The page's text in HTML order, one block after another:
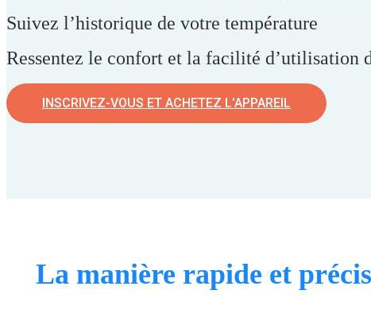
Suivez l’historique de votre température
Ressentez le confort et la facilité d’utilisation
INSCRIVEZ-VOUS ET ACHETEZ L'APPAREIL
La manière rapide et